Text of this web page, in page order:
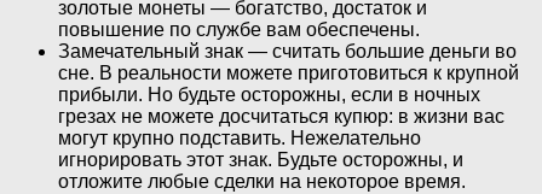
золотые монеты — богатство, достаток и
повышение по службе вам обеспечены.
Замечательный знак — считать большие деньги во
сне. В реальности можете приготовиться к крупной
прибыли. Но будьте осторожны, если в ночных
грезах не можете досчитаться купюр: в жизни вас
могут крупно подставить. Нежелательно
игнорировать этот знак. Будьте осторожны, и
отложите любые сделки на некоторое время.